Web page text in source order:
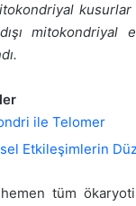
kusurlar
mitokondriyal
ile Telomer
Etkileşimlerin
tüm